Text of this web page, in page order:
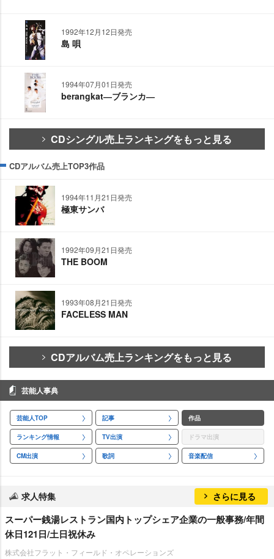
1992年12月12日発売
島 唄
1994年07月01日発売
berangkat―ブランカ―
CDシングル売上ランキングをもっと見る
CDアルバム売上TOP3作品
1994年11月21日発売
極東サンバ
1992年09月21日発売
THE BOOM
1993年08月21日発売
FACELESS MAN
CDアルバム売上ランキングをもっと見る
芸能人事典
芸能人TOP 記事 作品
ランキング情報 TV出演 ドラマ出演
CM出演 歌詞 音楽配信
求人特集 さらに見る
スーパー銭湯レストラン国内トップシェア企業の一般事務/年間
休日121日/土日祝休み
株式会社フラット・フィールド・オペレーションズ